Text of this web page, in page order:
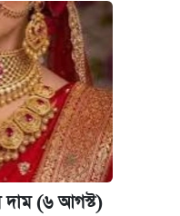
১৮ প্রো ম্যাক্সের
(৪ আগস্ট)
যা জানা গেল
দিল সরকার
দাম (৬ আগস্ট)